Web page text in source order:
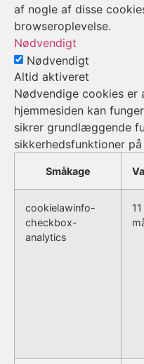
af nogle af disse
browseroplevelse.
Nødvendigt
Nødvendigt
Altid aktiveret
Nødvendige cookies er
hjemmesiden kan
sikrer grundlæggende
sikkerhedsfunktioner
Småkage
cookielawinfo-
checkbox-
analytics
11